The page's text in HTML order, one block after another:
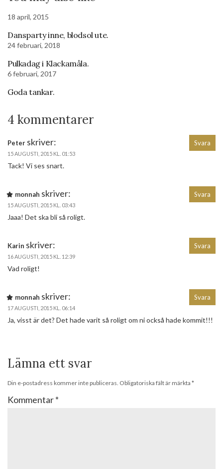
18 april, 2015
Dansparty inne, blodsol ute.
24 februari, 2018
Pulkadag i Klackamåla.
6 februari, 2017
Goda tankar.
4 kommentarer
Peter skriver:
15 AUGUSTI, 2015 KL. 01:53
Tack! Vi ses snart.
Svara
monnah skriver:
15 AUGUSTI, 2015 KL. 03:43
Jaaa! Det ska bli så roligt.
Svara
Karin skriver:
16 AUGUSTI, 2015 KL. 12:39
Vad roligt!
Svara
monnah skriver:
17 AUGUSTI, 2015 KL. 06:14
Ja, visst är det? Det hade varit så roligt om ni också hade kommit!!!
Svara
Lämna ett svar
Din e-postadress kommer inte publiceras. Obligatoriska fält är märkta *
Kommentar*